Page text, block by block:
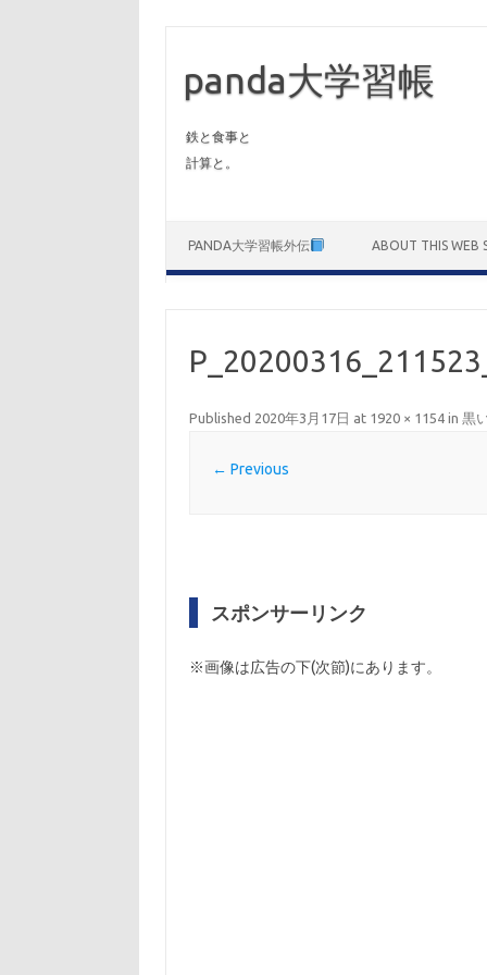
panda大学習帳
鉄と食事と
計算と。
PANDA大学習帳外伝 ABOUT THIS WEB
Published 2020年3月17日 at 1920 × 1154in 黒
← Previous
スポンサーリンク
※画像は広告の下(次節)にあります。